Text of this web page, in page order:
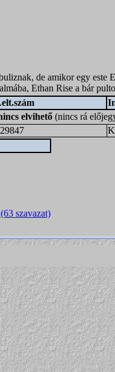
de amikor egy
Ethan Rise a bár
elvihető (nincs rá
szavazat)